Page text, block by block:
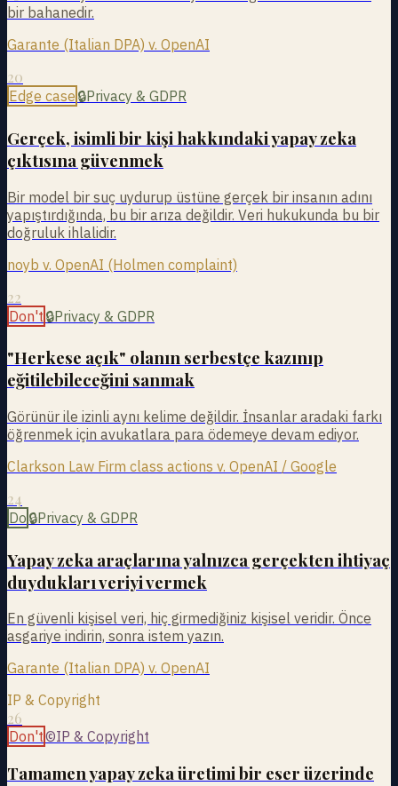
bir bahanedir.
Garante (Italian DPA) v. OpenAI
20
Edge case 🔒Privacy & GDPR
Gerçek, isimli bir kişi hakkındaki yapay zeka
çıktısına güvenmek
Bir model bir suç uydurup üstüne gerçek bir insanın adını
yapıştırdığında, bu bir arıza değildir. Veri hukukunda bu bir
doğruluk ihlalidir.
noyb v. OpenAI (Holmen complaint)
22
Don't 🔒Privacy & GDPR
"Herkese açık" olanın serbestçe kazınıp
eğitilebileceğini sanmak
Görünür ile izinli aynı kelime değildir. İnsanlar aradaki farkı
öğrenmek için avukatlara para ödemeye devam ediyor.
Clarkson Law Firm class actions v. OpenAI / Google
24
Do 🔒Privacy & GDPR
Yapay zeka araçlarına yalnızca gerçekten ihtiyaç
duydukları veriyi vermek
En güvenli kişisel veri, hiç girmediğiniz kişisel veridir. Önce
asgariye indirin, sonra istem yazın.
Garante (Italian DPA) v. OpenAI
IP & Copyright
26
Don't©IP & Copyright
Tamamen yapay zeka üretimi bir eser üzerinde